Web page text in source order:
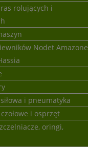
rolujących i
Nodet Amazone
i pneumatyka
i osprzęt
oringi,